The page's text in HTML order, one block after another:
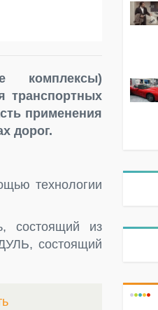
комплексы)
транспортных
применения
дорог.
технологии
состоящий из
состоящий